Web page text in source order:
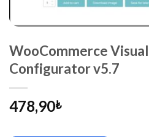
WooCommerce
Configurator v5.7
478,90₺